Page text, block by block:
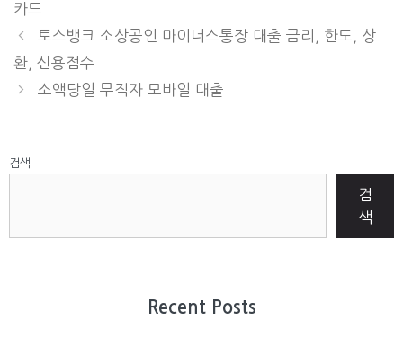
카드
토스뱅크 소상공인 마이너스통장 대출 금리, 한도, 상
환, 신용점수
소액당일 무직자 모바일 대출
검색
검
색
Recent Posts